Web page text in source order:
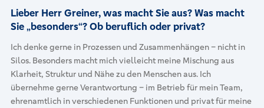
Lieber Herr Greiner, was macht Sie aus? Was macht
Sie „besonders“? Ob beruflich oder privat?
Ich denke gerne in Prozessen und Zusammenhängen – nicht in
Silos. Besonders macht mich vielleicht meine Mischung aus
Klarheit, Struktur und Nähe zu den Menschen aus. Ich
übernehme gerne Verantwortung – im Betrieb für mein Team,
ehrenamtlich in verschiedenen Funktionen und privat für meine